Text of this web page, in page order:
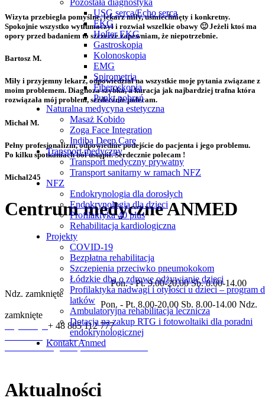
Pozostała diagnostyka
USG serca/Echo serca
EKG
Holter EKG
Gastroskopia
Kolonoskopia
EMG
Spirometria
Fiberoskopia
Punkt pobrań
Naturalna medycyna estetyczna
Masaż Kobido
Zoga Face Integration
Indiba Deep Care
Transport medyczny
Transport medyczny prywatny
Transport sanitarny w ramach NFZ
NFZ
Endokrynologia dla dorosłych
Endokrynologia dla dzieci
Profilaktyka 40 plus
Rehabilitacja kardiologiczna
Projekty
COVID-19
Bezpłatna rehabilitacja
Szczepienia przeciwko pneumokokom
Łódzkie dba o zdrowe odżywianie dzieci
Profilaktyka nadwagi i otyłości u dzieci – program
latków
Ambulatoryjna rehabilitacja lecznicza
Dotacja na zakup RTG i fotowoltaiki dla poradni
endokrynologicznej
Kontakt Anmed
Wizyta przebiegła pomyślne, lekarz miły, uśmiechnięty i konkretny.
Spokojnie wszystko wytłumaczył i rozwiał wszelkie obawy 🙂 Jeżeli ktoś ma
opory przed badaniem to szczerze zapewniam, że niepotrzebnie.
Bartosz M.
Miły i przyjemny lekarz, odpowiedział na wszystkie moje pytania związane z
moim problemem. Diagnoza szybka, a kuracja jak najbardziej trafna która
rozwiązała mój problem, serdecznie polecam.
Michał M.
Pełny profesjonalizm, odpowiednie podejście do pacjenta i jego problemu.
Po kilku spotkaniach ból ustąpił. Serdecznie polecam !
Michal245
Centrum medyczne ANMED
Prywatne centrum medyczne świadczące usługi w zakresie
specjalności: ortopedia, rehabilitacja, neurologia, kardiologia,
dermatologia, endokrynologia, laryngologia, pulmonologia,
diagnostyka ultrasonograficzna.
Godziny otwarcia placówki Pon. - Pt. 9.00-20.00 Sb. 8.00-14.00
Ndz. zamknięte
Godziny pracy rejestracji Pon. - Pt. 8.00-20.00 Sb. 8.00-14.00 Ndz.
zamknięte
+ 48 885 112 777
sekretariat@anmed.pl
ul. Piłsudskiego 3A, 95-200 Pabianice
Aktualności